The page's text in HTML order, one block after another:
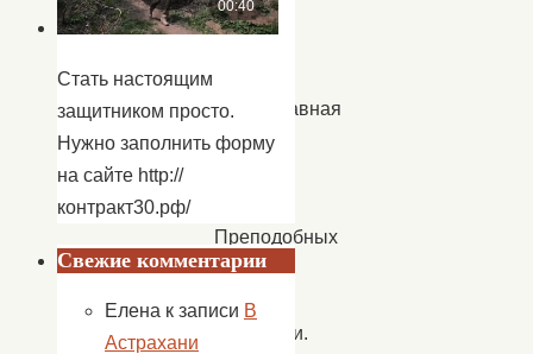
стилю
православная
церковь
Преподобных
Петра
Февронии.
Стать настоящим
защитником просто.
Нужно заполнить форму
на сайте http://
контракт30.рф/
Свежие комментарии
Елена к записи В
Астрахани